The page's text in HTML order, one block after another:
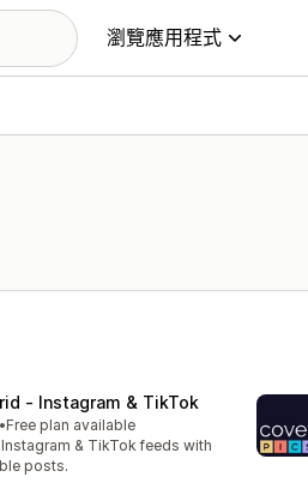
瀏覽應用程式
‑ Instagram & TikTok
顆星
價
•Free plan available
& TikTok feeds with
posts.